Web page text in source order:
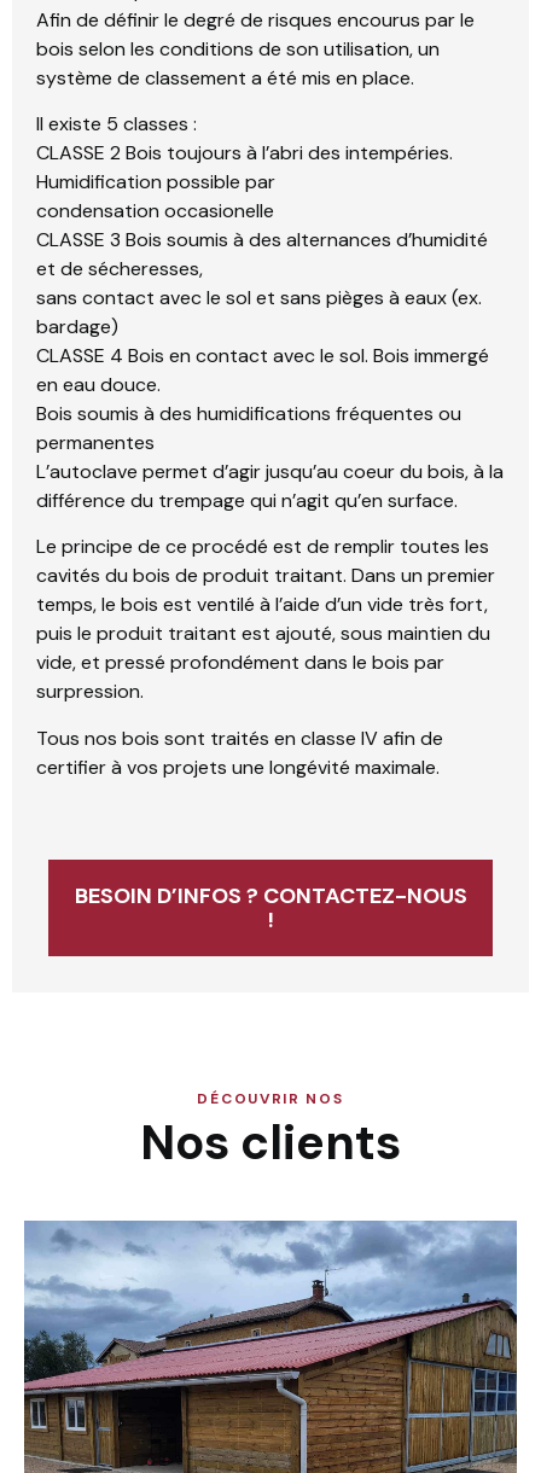
Afin de définir le degré de risques encourus par le
bois selon les conditions de son utilisation, un
système de classement a été mis en place.
Il existe 5 classes :
CLASSE 2 Bois toujours à l’abri des intempéries.
Humidification possible par
condensation occasionelle
CLASSE 3 Bois soumis à des alternances d’humidité
et de sécheresses,
sans contact avec le sol et sans pièges à eaux (ex.
bardage)
CLASSE 4 Bois en contact avec le sol. Bois immergé
en eau douce.
Bois soumis à des humidifications fréquentes ou
permanentes
L’autoclave permet d’agir jusqu’au coeur du bois, à la
différence du trempage qui n’agit qu’en surface.
Le principe de ce procédé est de remplir toutes les
cavités du bois de produit traitant. Dans un premier
temps, le bois est ventilé à l’aide d’un vide très fort,
puis le produit traitant est ajouté, sous maintien du
vide, et pressé profondément dans le bois par
surpression.
Tous nos bois sont traités en classe IV afin de
certifier à vos projets une longévité maximale.
BESOIN D’INFOS ? CONTACTEZ-NOUS
!
DÉCOUVRIR NOS
Nos clients